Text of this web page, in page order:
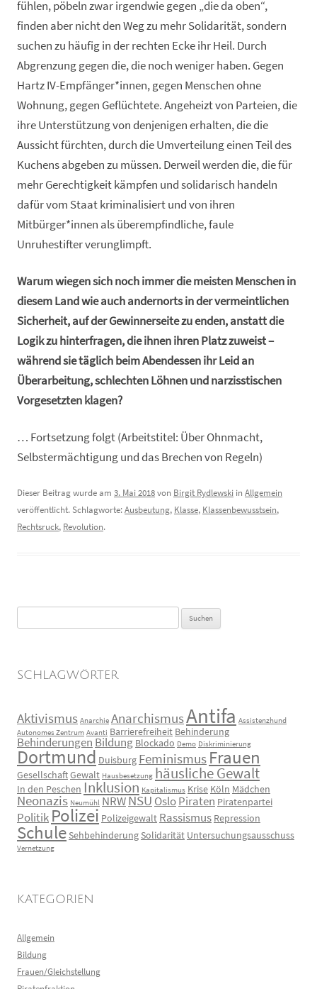
fühlen, pöbeln zwar irgendwie gegen „die da oben“,
finden aber nicht den Weg zu mehr Solidarität, sondern
suchen zu häufig in der rechten Ecke ihr Heil. Durch
Abgrenzung gegen die, die noch weniger haben. Gegen
Hartz IV-Empfänger*innen, gegen Menschen ohne
Wohnung, gegen Geflüchtete. Angeheizt von Parteien, die
ihre Unterstützung von denjenigen erhalten, die die
Aussicht fürchten, durch die Umverteilung einen Teil des
Kuchens abgeben zu müssen. Derweil werden die, die für
mehr Gerechtigkeit kämpfen und solidarisch handeln
dafür vom Staat kriminalisiert und von ihren
Mitbürger*innen als überempfindliche, faule
Unruhestifter verunglimpft.
Warum wiegen sich noch immer die meisten Menschen in
diesem Land wie auch andernorts in der vermeintlichen
Sicherheit, auf der Gewinnerseite zu enden, anstatt die
Logik zu hinterfragen, die ihnen ihren Platz zuweist –
während sie täglich beim Abendessen ihr Leid an
Überarbeitung, schlechten Löhnen und narzisstischen
Vorgesetzten klagen?
… Fortsetzung folgt (Arbeitstitel: Über Ohnmacht,
Selbstermächtigung und das Brechen von Regeln)
Dieser Beitrag wurde am 3. Mai 2018von Birgit Rydlewski in Allgemein
veröffentlicht. Schlagworte:Ausbeutung, Klasse, Klassenbewusstsein,
Rechtsruck, Revolution.
nach:
SCHLAGWÖRTER
Aktivismus Anarchie AnarchismusAntifa Assistenzhund
Autonomes Zentrum Avanti Barrierefreiheit Behinderung
Behinderungen Bildung Blockado Demo Diskriminierung
Dortmund Duisburg Feminismus Frauen
GesellschaftGewalt Hausbesetzung häusliche Gewalt
In den Peschen Inklusion Kapitalismus Krise Köln Mädchen
Neonazis Neumühl NRWNSU OsloPiraten Piratenpartei
Politik Polizei Polizeigewalt Rassismus Repression
Schule Sehbehinderung Solidarität Untersuchungsausschuss
Vernetzung
KATEGORIEN
Allgemein
Bildung
Frauen/Gleichstellung